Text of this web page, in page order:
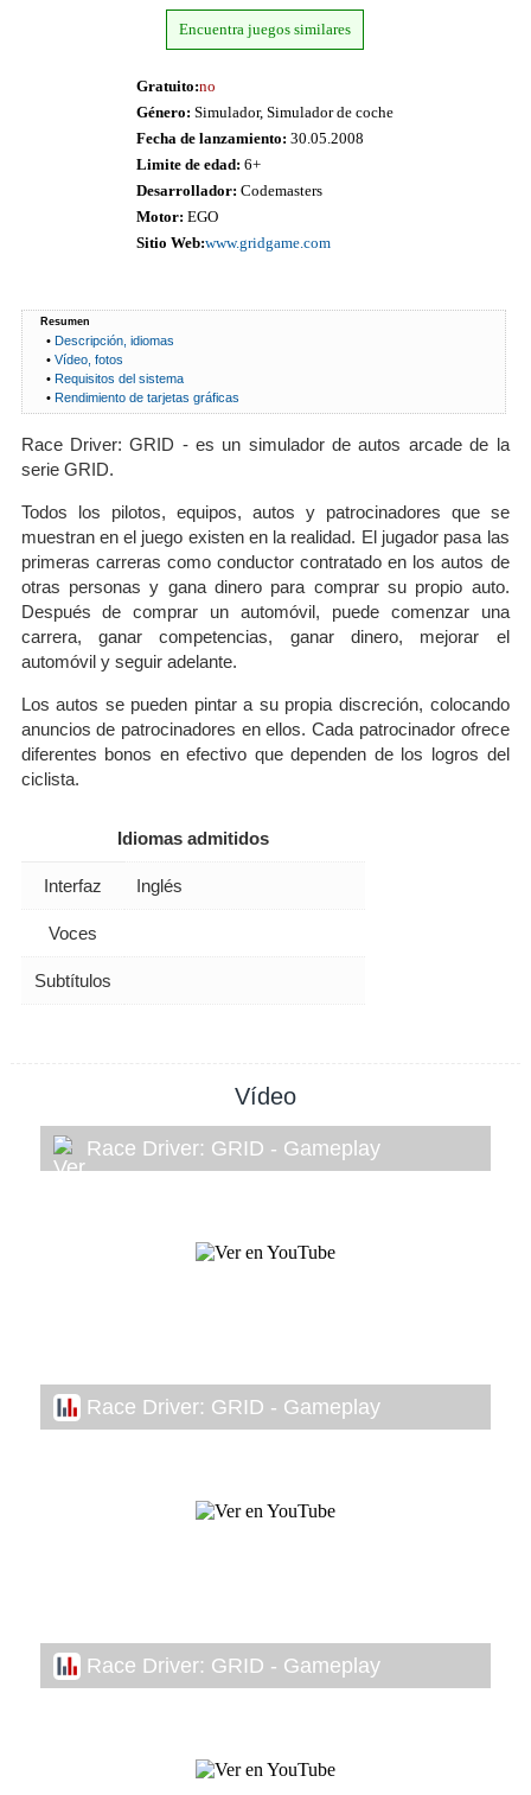
Encuentra juegos similares
Gratuito:no
Género: Simulador, Simulador de coche
Fecha de lanzamiento: 30.05.2008
Limite de edad: 6+
Desarrollador: Codemasters
Motor: EGO
Sitio Web:www.gridgame.com
Resumen
• Descripción, idiomas
•Vídeo, fotos
• Requisitos del sistema
• Rendimiento de tarjetas gráficas
Race Driver: GRID - es un simulador de autos arcade de la
serie GRID.
Todos los pilotos, equipos, autos y patrocinadores que se
muestran en el juego existen en la realidad. El jugador pasa las
primeras carreras como conductor contratado en los autos de
otras personas y gana dinero para comprar su propio auto.
Después de comprar un automóvil, puede comenzar una
carrera, ganar competencias, ganar dinero, mejorar el
automóvil y seguir adelante.
Los autos se pueden pintar a su propia discreción, colocando
anuncios de patrocinadores en ellos. Cada patrocinador ofrece
diferentes bonos en efectivo que dependen de los logros del
ciclista.
Idiomas admitidos
Interfaz Inglés
Voces
Subtítulos
Vídeo
Race Driver: GRID - Gameplay
Race Driver: GRID - Gameplay
Race Driver: GRID - Gameplay